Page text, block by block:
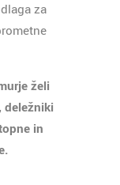
za
želi
deležniki
in